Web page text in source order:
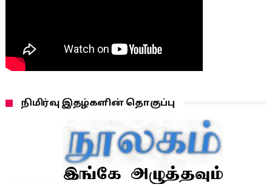
நிமிர்வு இதழ்களின் தொகுப்பு